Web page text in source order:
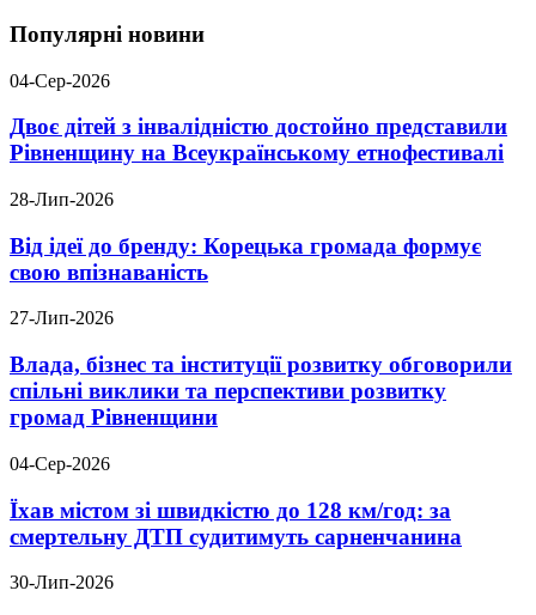
Популярні новини
04-Сер-2026
Двоє дітей з інвалідністю достойно представили
Рівненщину на Всеукраїнському етнофестивалі
28-Лип-2026
Від ідеї до бренду: Корецька громада формує
свою впізнаваність
27-Лип-2026
Влада, бізнес та інституції розвитку обговорили
спільні виклики та перспективи розвитку
громад Рівненщини
04-Сер-2026
Їхав містом зі швидкістю до 128 км/год: за
смертельну ДТП судитимуть сарненчанина
30-Лип-2026